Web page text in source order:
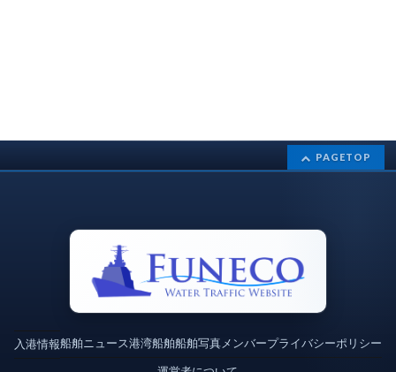
PAGETOP
入港情報船舶ニュース港湾船舶船舶写真メンバープライバシーポリシー